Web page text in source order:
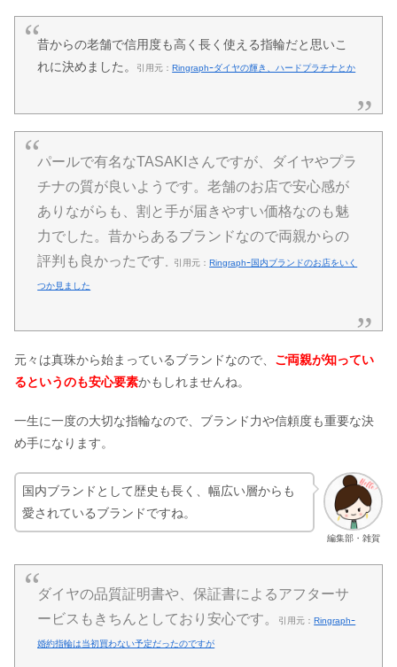
昔からの老舗で信用度も高く長く使える指輪だと思いこ
れに決めました。
引用元： Ringraphｰダイヤの輝き、ハードプラチナとか
パールで有名なTASAKIさんですが、ダイヤやプラ
チナの質が良いようです。老舗のお店で安心感が
ありながらも、割と手が届きやすい価格なのも魅
力でした。昔からあるブランドなので両親からの
評判も良かったです
。引用元：Ringraphｰ国内ブランドのお店をいく
つか見ました
元々は真珠から始まっているブランドなので、 ご両親が知ってい
るというのも安心要素かもしれませんね。
一生に一度の大切な指輪なので、ブランド力や信頼度も重要な決
め手になります。
編集部・雑賀
国内ブランドとして歴史も長く、幅広い層からも
愛されているブランドですね。
ダイヤの品質証明書や、保証書によるアフターサ
ービスもきちんとしており安心です。
引用元： Ringraphｰ
婚約指輪は当初買わない予定だったのですが